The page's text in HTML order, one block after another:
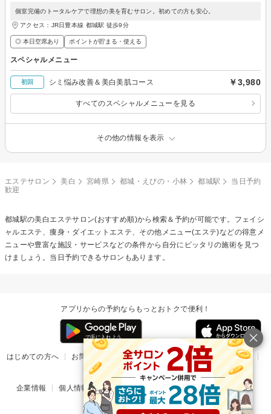
個室完備のトータルケアで理想の美を育むサロン。初めての方も安心。
アクセス：JR日豊本線 都城駅 徒歩9分
◎ 本日空席あり ポイントが貯まる・使える
スペシャルメニュー
初回 シミ悩み改善＆美白美肌コース ￥3,980
すべてのスペシャルメニューを見る
その他の情報を表示
エステサロン 美白 宮崎県 都城・えびの・小林 都城駅
当日予約
歓迎
都城駅の美白エステサロン(おすすめ順)から検索＆予約が可能です。フェイシ
ャルエステ、痩身・ダイエットエステ、その他メニュー(エステ)などの得意メ
ニューや豊富な施設・サービスなどの条件から自分にピッタリの施術を見つ
けましょう。当日予約できるサロンもあります。
アプリからの予約ならもっとおトクで便利！
はじめての方へ お問い合わせ ヘルプ リリース情報
利用規約
掲載ご希望のサロン様
企業情報 個人情報保護方針 楽天のサービス一覧 アプリ一覧
© Rakuten Group, Inc.